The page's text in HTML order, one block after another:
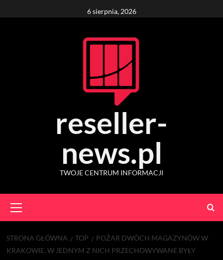
to
6 sierpnia, 2026
reseller-
news.pl
TWOJE CENTRUM INFORMACJI
Menu
STRONA GŁÓWNA TOP
POŻAR DWÓCH MAGAZYNÓW W
KRAKOWIE. W JEDNYM Z NICH PRZECHOWYWANE BYŁY